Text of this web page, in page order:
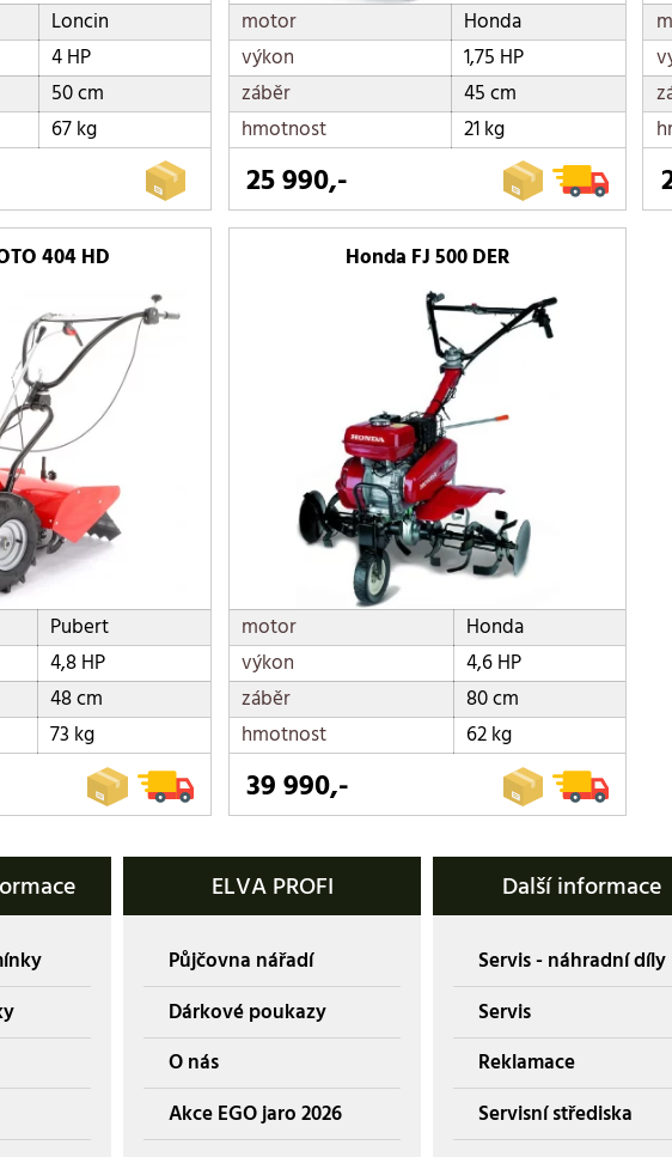
Loncin
4 HP
50 cm
67 kg
motor
Honda
výkon
1,75 HP
záběr
45 cm
hmotnost
21 kg
25 990,-
404 HD
Pubert
4,8 HP
48 cm
73 kg
Honda FJ 500 DER
motor
Honda
výkon
4,6 HP
záběr
80 cm
hmotnost
62 kg
39 990,-
ELVA PROFI
Půjčovna nářadí
Dárkové poukazy
O nás
Akce EGO jaro 2026
Další informace
Servis - náhradní díly
Servis
Reklamace
Servisní střediska